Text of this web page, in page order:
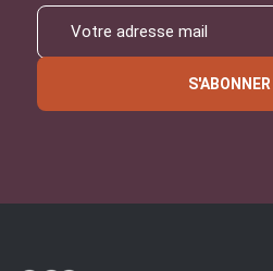
S'ABONNER